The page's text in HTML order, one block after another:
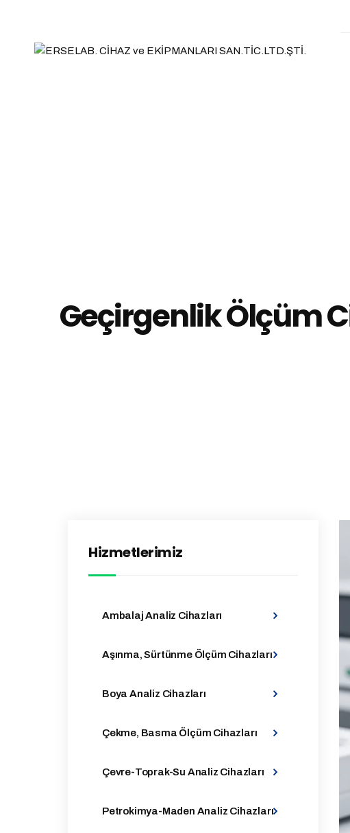
Geçirgenlik Ölçüm
Hizmetlerimiz
Ambalaj Analiz Cihazları
Aşınma, Sürtünme Ölçüm Cihazları
Boya Analiz Cihazları
Çekme, Basma Ölçüm Cihazları
Çevre-Toprak-Su Analiz Cihazları
Petrokimya-Maden Analiz Cihazları